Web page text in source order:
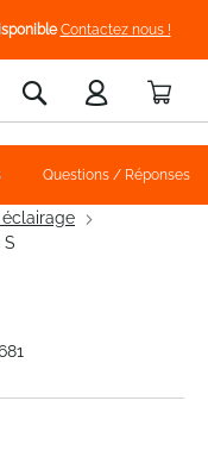
Contactez nous !
Rechercher
S
Questions / Réponses